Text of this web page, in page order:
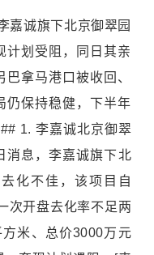
嘉诚旗下北京御翠园
计划受阻，同日其亲
拿马港口被收回、
仍保持稳健，下半年
1. 李嘉诚北京御翠
消息，李嘉诚旗下北
化不佳，该项目自
次开盘去化率不足两
米、总价3000万元